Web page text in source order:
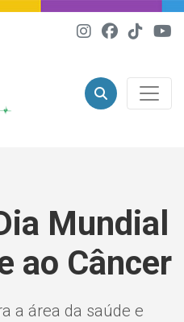
Mundial
ao Câncer
a área da saúde e